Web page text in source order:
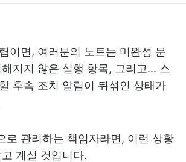
이면, 여러분의 노트는 미완성 문
지지 않은 실행 항목, 그리고... 스
후속 조치 알림이 뒤섞인 상태가
로 관리하는 책임자라면, 이런 상황
계실 것입니다.